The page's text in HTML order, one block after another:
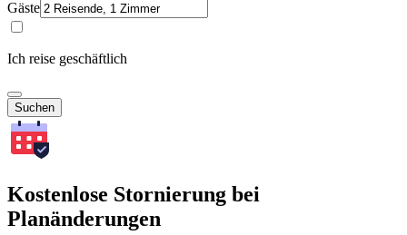
Gäste
Ich reise geschäftlich
Suchen
Kostenlose Stornierung bei
Planänderungen